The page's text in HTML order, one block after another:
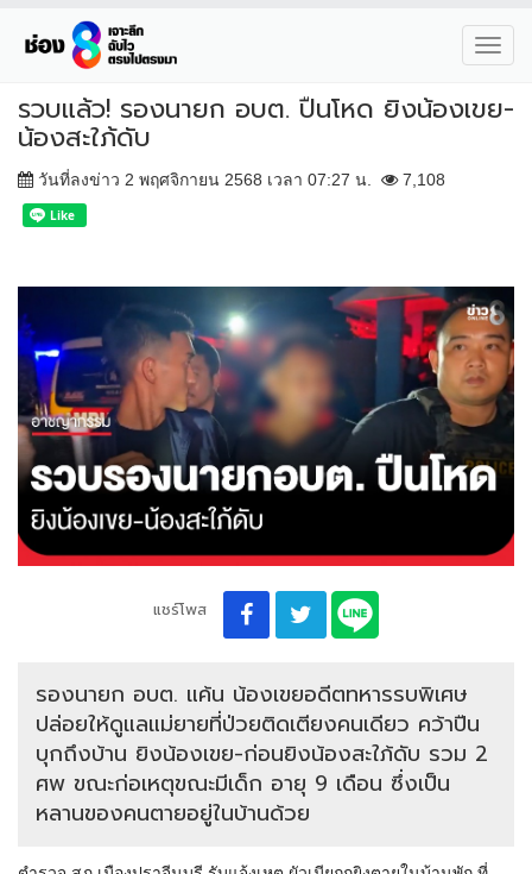
รวบแล้ว! รองนายก อบต. ปืนโหด ยิงน้องเขย-
น้องสะใภ้ดับ
วันที่ลงข่าว 2 พฤศจิกายน 2568 เวลา 07:27 น. 7,108
แชร์โพส
รองนายก อบต. แค้น น้องเขยอดีตทหารรบพิเศษ
ปล่อยให้ดูแลแม่ยายที่ป่วยติดเตียงคนเดียว คว้าปืน
บุกถึงบ้าน ยิงน้องเขย-ก่อนยิงน้องสะใภ้ดับ รวม 2
ศพ ขณะก่อเหตุขณะมีเด็ก อายุ 9 เดือน ซึ่งเป็น
หลานของคนตายอยู่ในบ้านด้วย